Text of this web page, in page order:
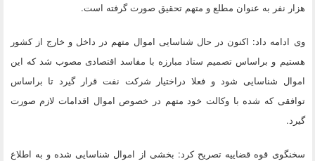
هزار نفر به عنوان مطلع و متهم تحقیق صورت گرفته است.
وی ادامه داد: اکنون در حال شناسایی اموال متهم در داخل و خارج از کشور
هستیم و براساس تصمیم ستاد مبارزه با مفاسد اقتصادی مصوب شد که این
اموال شناسایی شود و فعلا دراختیار شرکت نفت قرار گیرد تا براساس
توافقی که شده با وکالت خود متهم در خصوص اموال اقدامات لازم صورت
گیرد.
سخنگوی قوه قضاییه تصریح کرد: بخشی از اموال شناسایی شده و به اطلاع